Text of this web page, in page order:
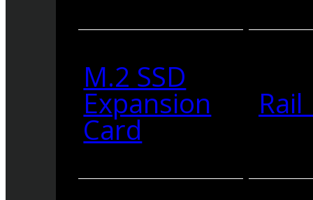
M.2 SSD
Expansion
Card